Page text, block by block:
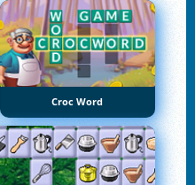
Croc Word